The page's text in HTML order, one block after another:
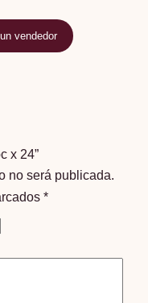
vendedor
x 24”
no será publicada.
*